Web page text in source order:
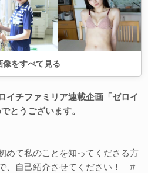
像をすべて見る
イチファミリア連載企画「ゼロイ
とうございます。
て私のことを知ってくださる方
、自己紹介させてください！ #